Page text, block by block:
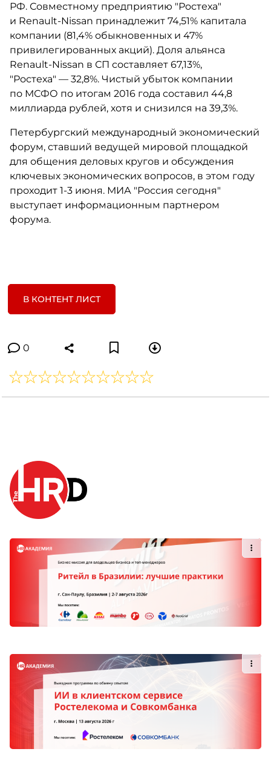
РФ. Совместному предприятию "Ростеха"
и Renault-Nissan принадлежит 74,51% капитала
компании (81,4% обыкновенных и 47%
привилегированных акций). Доля альянса
Renault-Nissan в СП составляет 67,13%,
"Ростеха" — 32,8%. Чистый убыток компании
по МСФО по итогам 2016 года составил 44,8
миллиарда рублей, хотя и снизился на 39,3%.
Петербургский международный экономический
форум, ставший ведущей мировой площадкой
для общения деловых кругов и обсуждения
ключевых экономических вопросов, в этом году
проходит 1-3 июня. МИА "Россия сегодня"
выступает информационным партнером
форума.
В КОНТЕНТ ЛИСТ
0